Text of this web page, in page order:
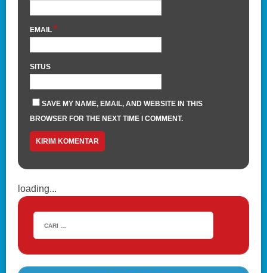
EMAIL *
SITUS
SAVE MY NAME, EMAIL, AND WEBSITE IN THIS
BROWSER FOR THE NEXT TIME I COMMENT.
loading...